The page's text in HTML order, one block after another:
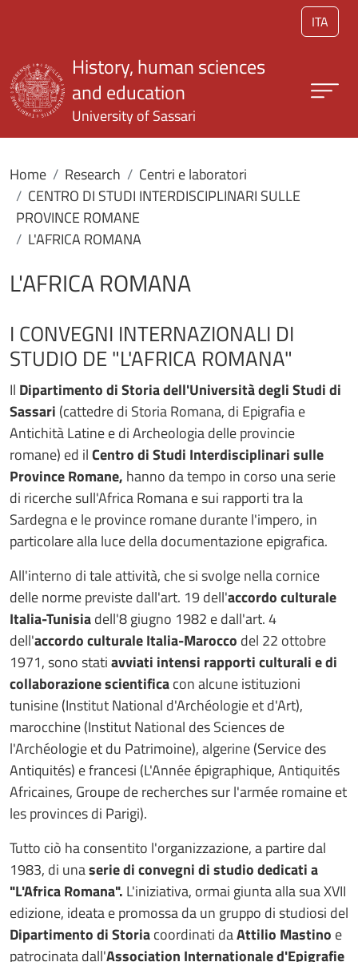
ITA
History, human sciences
and education
University of Sassari
Home Research
Centri e laboratori
CENTRO DI STUDI INTERDISCIPLINARI SULLE
PROVINCE ROMANE
L'AFRICA ROMANA
L'AFRICA ROMANA
I CONVEGNI INTERNAZIONALI DI
STUDIO DE "L'AFRICA ROMANA"
Il Dipartimento di Storia dell'Università degli Studi di
Sassari (cattedre di Storia Romana, di Epigrafia e
Antichità Latine e di Archeologia delle provincie
romane) ed ilCentro di Studi Interdisciplinari sulle
Province Romane, hanno da tempo in corso una serie
di ricerche sull'Africa Romana e sui rapporti tra la
Sardegna e le province romane durante l'impero, in
particolare alla luce della documentazione epigrafica.
All'interno di tale attività, che si svolge nella cornice
delle norme previste dall'art. 19 dell'accordo culturale
Italia-Tunisiadell'8 giugno 1982 e dall'art. 4
dell'accordo culturale Italia-Marocco del 22 ottobre
1971, sono statiavviati intensi rapporti culturali e di
collaborazione scientificacon alcune istituzioni
tunisine (Institut National d'Archéologie et d'Art),
marocchine (Institut National des Sciences de
l'Archéologie et du Patrimoine), algerine (Service des
Antiquités) e francesi (L'Année épigraphique, Antiquités
Africaines, Groupe de recherches sur l'armée romaine et
les provinces di Parigi).
Tutto ciò ha consentito l'organizzazione, a partire dal
1983, di unaserie di convegni di studio dedicati a
"L'Africa Romana". L'iniziativa, ormai giunta alla sua XVII
edizione, ideata e promossa da un gruppo di studiosi del
Dipartimento di Storiacoordinati daAttilio Mastino e
patrocinatadall'Association Internationale d'Epigrafie